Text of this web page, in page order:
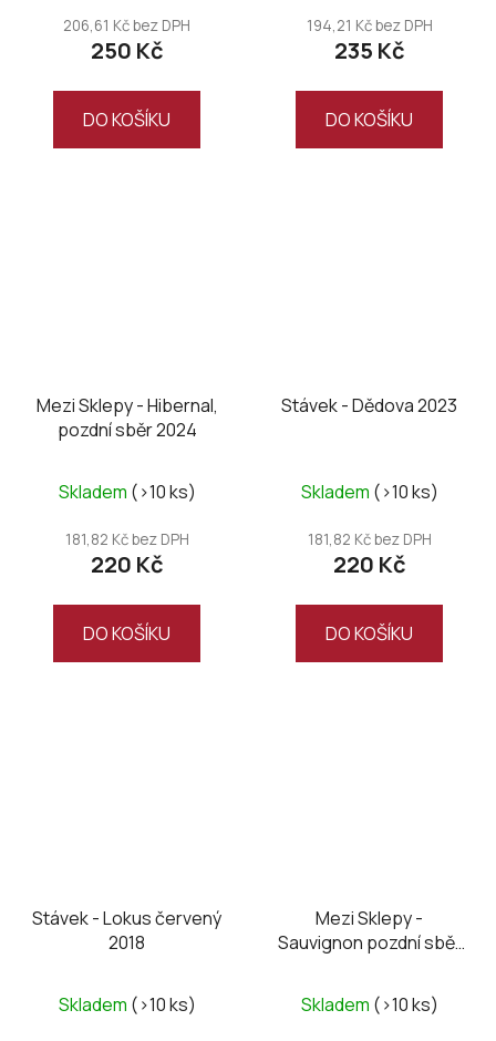
206,61 Kč bez DPH
250 Kč
DO KOŠÍKU
194,21 Kč bez DPH
235 Kč
DO KOŠÍKU
Mezi Sklepy - Hibernal,
pozdní sběr 2024
Skladem (>10 ks)
181,82 Kč bez DPH
220 Kč
DO KOŠÍKU
Stávek - Dědova 2023
Skladem (>10 ks)
181,82 Kč bez DPH
220 Kč
DO KOŠÍKU
Stávek - Lokus červený
2018
Skladem (>10 ks)
Mezi Sklepy -
Sauvignon pozdní sběr
Skladem (>10 ks)